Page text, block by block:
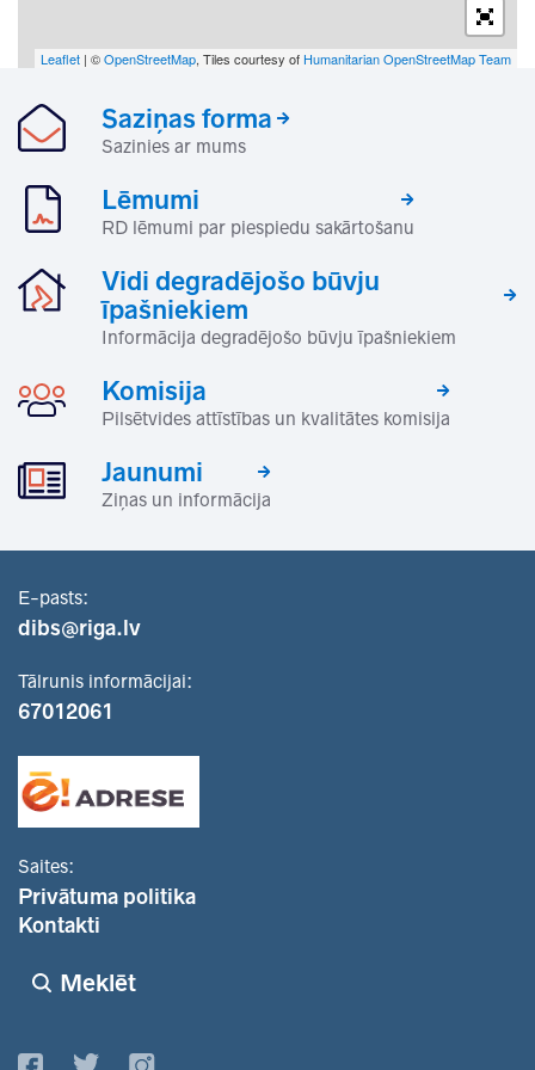
Leaflet | ©OpenStreetMap, Tiles courtesy of Humanitarian OpenStreetMap Team
Saziņas forma
Sazinies ar mums
Lēmumi
RD lēmumi par piespiedu sakārtošanu
Vidi degradējošo būvju
īpašniekiem
Informācija degradējošo būvju īpašniekiem
Komisija
Pilsētvides attīstības un kvalitātes komisija
Jaunumi
Ziņas un informācija
E-pasts:
dibs@riga.lv
Tālrunis informācijai:
67012061
Saites:
Privātuma politika
Kontakti
Meklēt